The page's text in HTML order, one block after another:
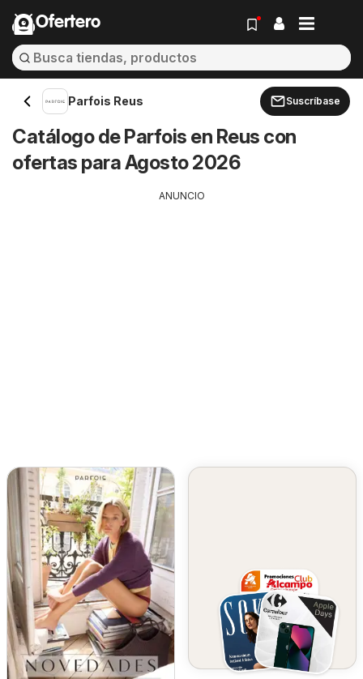
Ofertero
Parfois Reus Suscríbase
Catálogo de Parfois en Reus con
ofertas para Agosto 2026
ANUNCIO